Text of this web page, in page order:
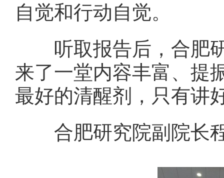
自觉和行动自觉。
听取报告后，合肥研
来了一堂内容丰富、提
最好的清醒剂，只有讲
合肥研究院副院长